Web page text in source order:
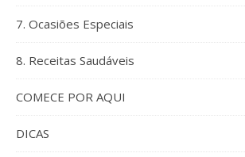
7. Ocasiões Especiais
8. Receitas Saudáveis
COMECE POR AQUI
DICAS